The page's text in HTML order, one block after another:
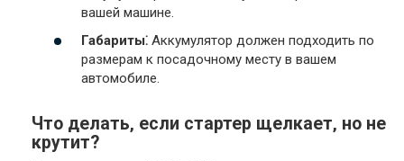
вашей машине.
Габариты⁚ Аккумулятор должен подходить по
размерам к посадочному месту в вашем
автомобиле.
Что делать‚ если стартер щелкает‚ но не
крутит?